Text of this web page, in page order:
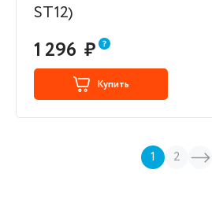
1 296 ₽
Купить
1 2